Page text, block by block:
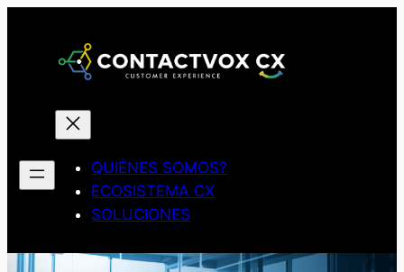
QUIÉNES SOMOS?
ECOSISTEMA CX
SOLUCIONES